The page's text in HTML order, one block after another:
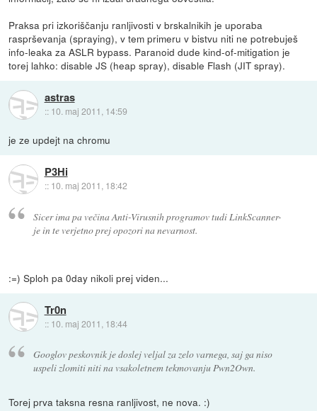
Praksa pri izkoriščanju ranljivosti v brskalnikih je uporaba
rasprševanja (spraying), v tem primeru v bistvu niti ne potrebuješ
info-leaka za ASLR bypass. Paranoid dude kind-of-mitigation je
torej lahko: disable JS (heap spray), disable Flash (JIT spray).
astras
:: 10. maj 2011, 14:59
je ze updejt na chromu
P3Hi
:: 10. maj 2011, 18:42
Sicer ima pa večina Anti-Virusnih programov tudi LinkScanner-
je in te verjetno prej opozori na nevarnost.
:=) Sploh pa 0day nikoli prej viden...
Tr0n
:: 10. maj 2011, 18:44
Googlov peskovnik je doslej veljal za zelo varnega, saj ga niso
uspeli zlomiti niti na vsakoletnem tekmovanju Pwn2Own.
Torej prva taksna resna ranljivost, ne nova. :)